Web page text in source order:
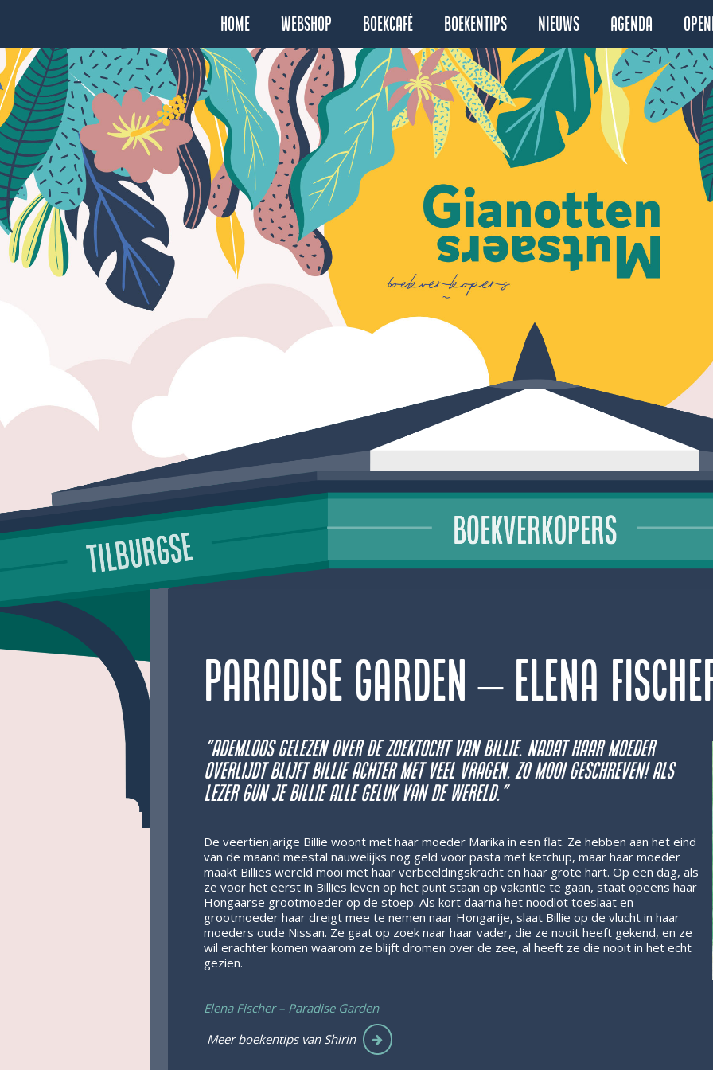
Home Webshop Boekcafé Boekentips Nieuws Agenda
Paradise Garden – Elena
”Ademloos gelezen over de zoektocht van Billie. Nadat haar moeder
overlijdt blijft Billie achter met veel vragen. Zo mooi geschreven! Als
lezer gun je Billie alle geluk van de wereld.”
De veertienjarige Billie woont met haar moeder Marika in een flat. Ze hebben aan het eind
van de maand meestal nauwelijks nog geld voor pasta met ketchup, maar haar moeder
maakt Billies wereld mooi met haar verbeeldingskracht en haar grote hart. Op een dag, als
ze voor het eerst in Billies leven op het punt staan op vakantie te gaan, staat opeens haar
Hongaarse grootmoeder op de stoep. Als kort daarna het noodlot toeslaat en
grootmoeder haar dreigt mee te nemen naar Hongarije, slaat Billie op de vlucht in haar
moeders oude Nissan. Ze gaat op zoek naar haar vader, die ze nooit heeft gekend, en ze
wil erachter komen waarom ze blijft dromen over de zee, al heeft ze die nooit in het echt
gezien.
Elena Fischer – Paradise Garden
Meer boekentips van Shirin